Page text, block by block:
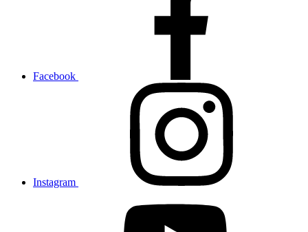
Facebook
Instagram